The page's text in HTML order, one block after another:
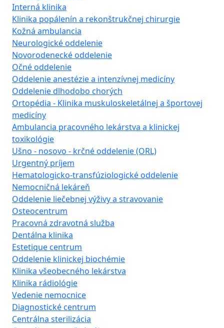
Interná klinika
Klinika popálenín a rekonštrukčnej chirurgie
Kožná ambulancia
Neurologické oddelenie
Novorodenecké oddelenie
Očné oddelenie
Oddelenie anestézie a intenzívnej medicíny
Oddelenie dlhodobo chorých
Ortopédia - Klinika muskuloskeletálnej a športovej
medicíny
Ambulancia pracovného lekárstva a klinickej
toxikológie
Ušno - nosovo - krčné oddelenie (ORL)
Urgentný príjem
Hematologicko-transfúziologické oddelenie
Nemocničná lekáreň
Oddelenie liečebnej výživy a stravovanie
Osteocentrum
Pracovná zdravotná služba
Dentálna klinika
Estetique centrum
Oddelenie klinickej biochémie
Klinika všeobecného lekárstva
Klinika rádiológie
Vedenie nemocnice
Diagnostické centrum
Centrálna sterilizácia